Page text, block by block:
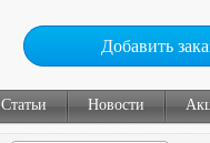
Добавить
Статьи Новости